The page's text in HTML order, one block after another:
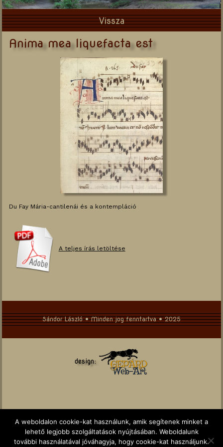
Vissza
Anima mea liquefacta est
Du Fay Mária-cantilenái és a kontempláció
A teljes írás letöltése
Sándor László • Minden jog fenntartva • 2025
design:
A weboldalon cookie-kat használunk, amik segítenek minket a
lehető legjobb szolgáltatások nyújtásában. Weboldalunk
további használatával jóváhagyja, hogy cookie-kat használjunk.